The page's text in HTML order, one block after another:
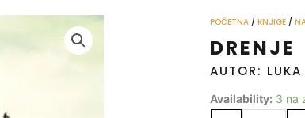
POČETNA /KNJIGE /
DRENJE
AUTOR:
Availability: 3 na
Drenje